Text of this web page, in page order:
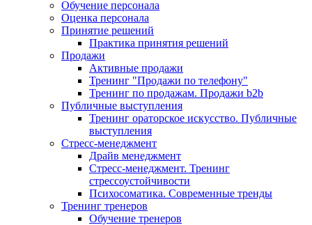
Обучение персонала
Оценка персонала
Принятие решений
Практика принятия решений
Продажи
Активные продажи
Тренинг "Продажи по телефону"
Тренинг по продажам. Продажи b2b
Публичные выступления
Тренинг ораторское искусство. Публичные
выступления
Стресс-менеджмент
Драйв менеджмент
Стресс-менеджмент. Тренинг
стрессоустойчивости
Психосоматика. Современные тренды
Тренинг тренеров
Обучение тренеров